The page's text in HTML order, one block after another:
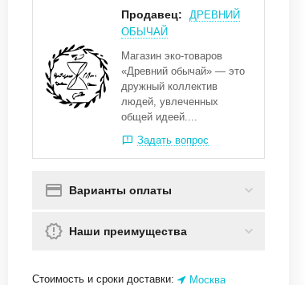
Продавец:
ДРЕВНИЙ
ОБЫЧАЙ
Магазин эко-товаров
«Древний обычай» — это
дружный коллектив
людей, увлеченных
общей идеей....
Задать вопрос
Варианты оплаты
Наши преимущества
Стоимость и сроки доставки: Москва